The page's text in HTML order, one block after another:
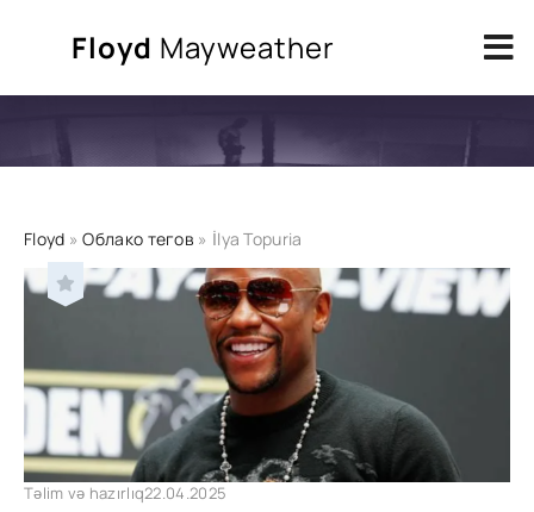
Floyd Mayweather
Floyd »Облако тегов » İlya Topuria
Təlim və hazırlıq22.04.2025